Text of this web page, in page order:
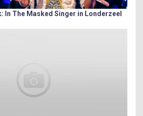
In The Masked Singer in Londerzeel